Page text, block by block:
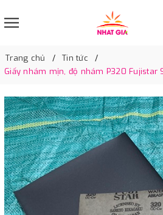
Trang chủ
Tin tức
Giấy nhám mịn, độ nhám P320 Fujistar